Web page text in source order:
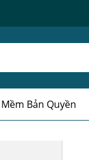
Bản Quyền